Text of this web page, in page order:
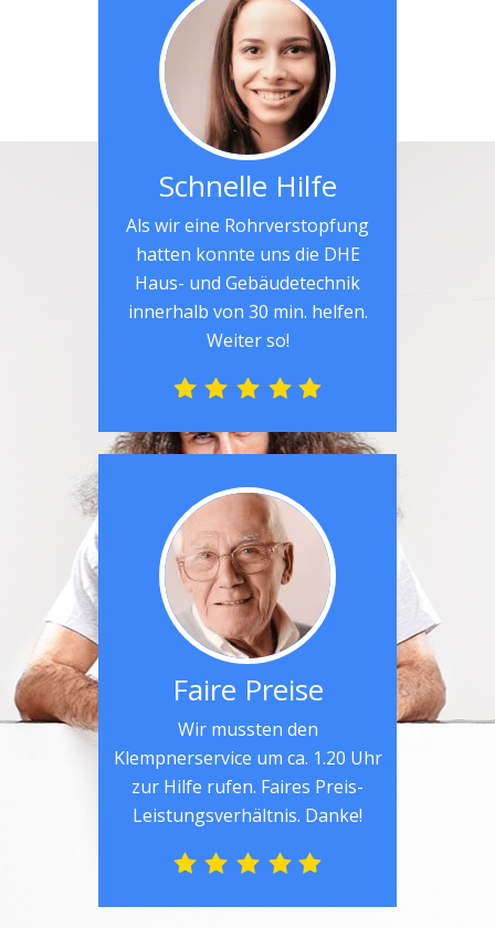
Schnelle Hilfe
Als wir eine Rohrverstopfung
hatten konnte uns die DHE
Haus- und Gebäudetechnik
innerhalb von 30 min. helfen.
Weiter so!
Faire Preise
Wir mussten den
Klempnerservice um ca. 1.20 Uhr
zur Hilfe rufen. Faires Preis-
Leistungsverhältnis. Danke!